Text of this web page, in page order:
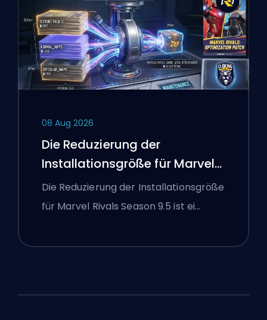
08 Aug 2026
Die Reduzierung der
Installationsgröße für Marvel
Rivals Season 9.5 erklärt
Die Reduzierung der Installationsgröße
für Marvel Rivals Season 9.5 ist ei…